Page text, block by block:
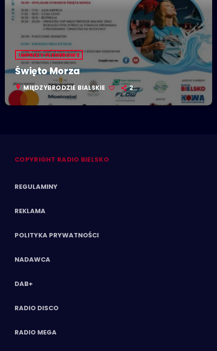
IMPREZY PLENEROWE
Święto Morza
location_on MIĘDZYBRODZIE BIALSKIE 2
COPYRIGHT RADIO BIELSKO
REGULAMINY
REKLAMA
POLITYKA PRYWATNOŚCI
NADAWCA
DAB+
RADIO DISCO
RADIO MEGA